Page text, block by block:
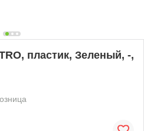
пластик, Зеленый, -,